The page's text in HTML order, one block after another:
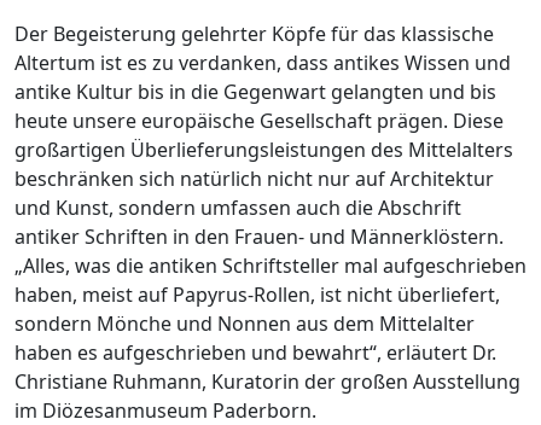
Der Begeisterung gelehrter Köpfe für das klassische
Altertum ist es zu verdanken, dass antikes Wissen und
antike Kultur bis in die Gegenwart gelangten und bis
heute unsere europäische Gesellschaft prägen. Diese
großartigen Überlieferungsleistungen des Mittelalters
beschränken sich natürlich nicht nur auf Architektur
und Kunst, sondern umfassen auch die Abschrift
antiker Schriften in den Frauen- und Männerklöstern.
„Alles, was die antiken Schriftsteller mal aufgeschrieben
haben, meist auf Papyrus-Rollen, ist nicht überliefert,
sondern Mönche und Nonnen aus dem Mittelalter
haben es aufgeschrieben und bewahrt“, erläutert Dr.
Christiane Ruhmann, Kuratorin der großen Ausstellung
im Diözesanmuseum Paderborn.